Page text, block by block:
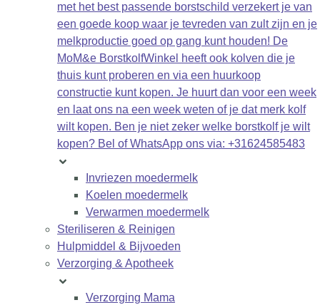
met het best passende borstschild verzekert je van
een goede koop waar je tevreden van zult zijn en je
melkproductie goed op gang kunt houden! De
MoM&e BorstkolfWinkel heeft ook kolven die je
thuis kunt proberen en via een huurkoop
constructie kunt kopen. Je huurt dan voor een week
en laat ons na een week weten of je dat merk kolf
wilt kopen. Ben je niet zeker welke borstkolf je wilt
kopen? Bel of WhatsApp ons via: +31624585483
Invriezen moedermelk
Koelen moedermelk
Verwarmen moedermelk
Steriliseren & Reinigen
Hulpmiddel & Bijvoeden
Verzorging & Apotheek
Verzorging Mama